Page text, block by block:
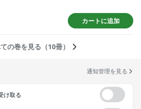
カートに追加
の巻を見る（10冊）
通知管理を見る
け取る